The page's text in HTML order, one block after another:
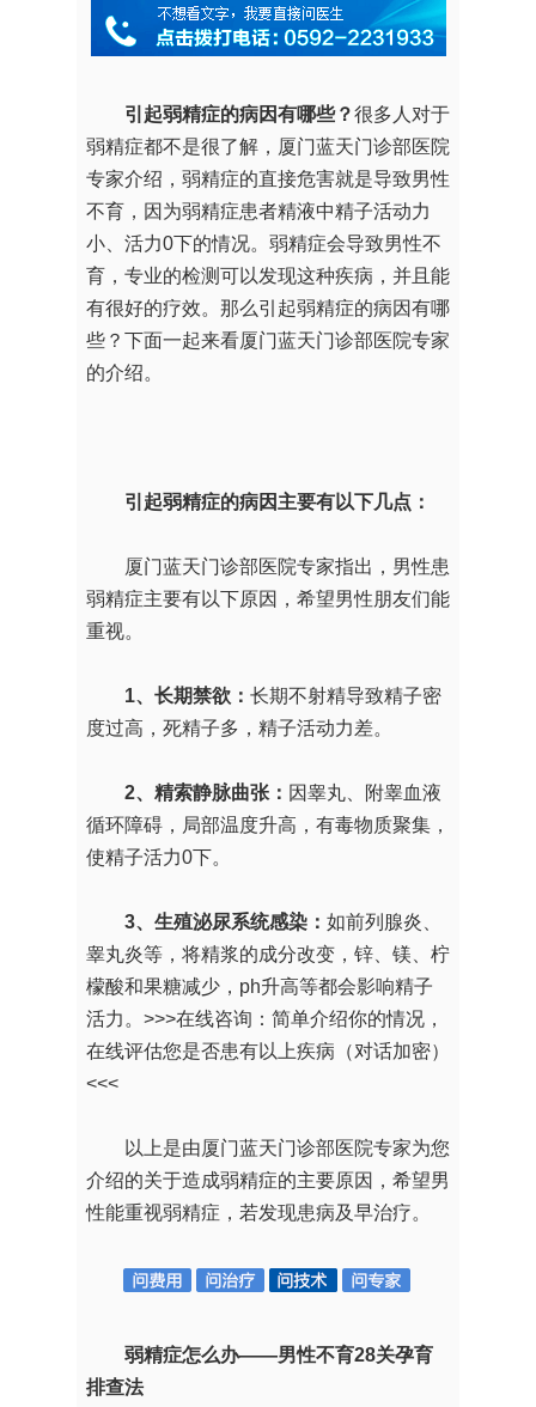
引起弱精症的病因有哪些？很多人对于
弱精症都不是很了解，厦门蓝天门诊部医院
专家介绍，弱精症的直接危害就是导致男性
不育，因为弱精症患者精液中精子活动力
小、活力0下的情况。弱精症会导致男性不
育，专业的检测可以发现这种疾病，并且能
有很好的疗效。那么引起弱精症的病因有哪
些？下面一起来看厦门蓝天门诊部医院专家
的介绍。
引起弱精症的病因主要有以下几点：
厦门蓝天门诊部医院专家指出，男性患
弱精症主要有以下原因，希望男性朋友们能
重视。
1、长期禁欲： 长期不射精导致精子密
度过高，死精子多，精子活动力差。
2、精索静脉曲张： 因睾丸、附睾血液
循环障碍，局部温度升高，有毒物质聚集，
使精子活力0下。
3、生殖泌尿系统感染： 如前列腺炎、
睾丸炎等，将精浆的成分改变，锌、镁、柠
檬酸和果糖减少，ph升高等都会影响精子
活力。 >>>在线咨询：简单介绍你的情况，
在线评估您是否患有以上疾病（对话加密）
<<<
以上是由厦门蓝天门诊部医院专家为您
介绍的关于造成弱精症的主要原因，希望男
性能重视弱精症，若发现患病及早治疗。
弱精症怎么办——男性不育28关孕育
排查法